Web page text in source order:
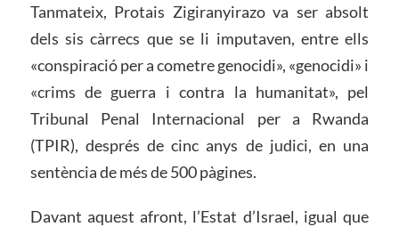
Tanmateix, Protais Zigiranyirazo va ser absolt
dels sis càrrecs que se li imputaven, entre ells
«conspiració per a cometre genocidi», «genocidi» i
«crims de guerra i contra la humanitat», pel
Tribunal Penal Internacional per a Rwanda
(TPIR), després de cinc anys de judici, en una
sentència de més de 500 pàgines.
Davant aquest afront, l’Estat d’Israel, igual que